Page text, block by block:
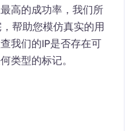
高的成功率，我们所
帮助您模仿真实的用
我们的IP是否存在可
类型的标记。